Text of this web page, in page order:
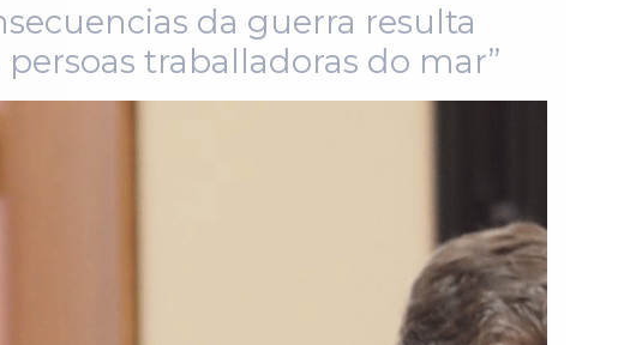
da guerra resulta
traballadoras do mar”